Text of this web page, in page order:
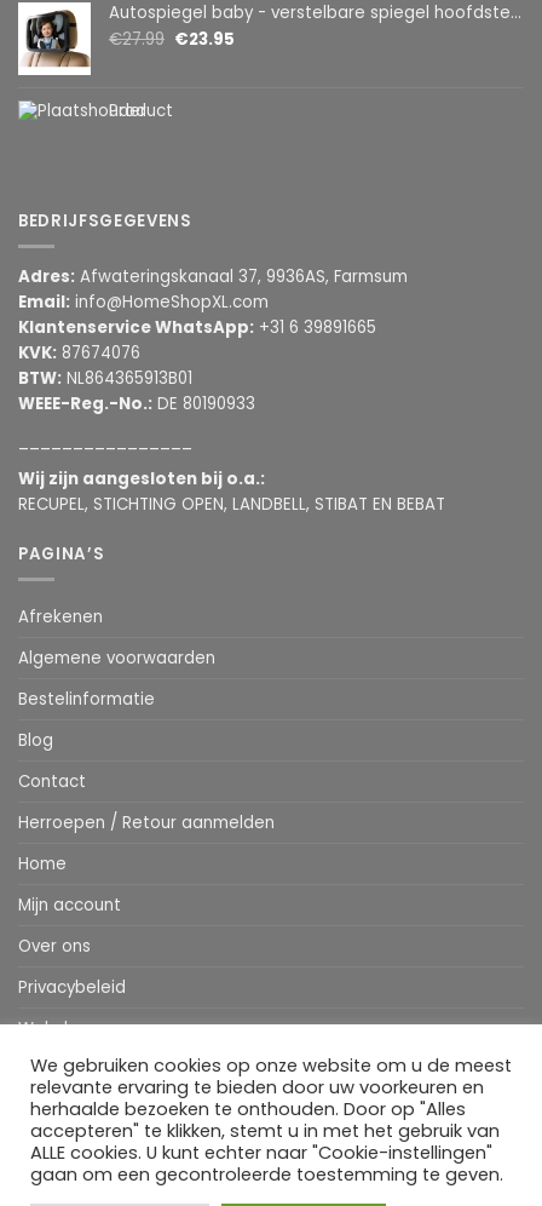
Autospiegel baby - verstelbare spiegel hoofdsteun achterbank - veiligheidsspiegel - baby en kids - 19 x 30cm - 360 graden draaibaar - zwart
€27.99 €23.95
Product
BEDRIJFSGEGEVENS
Adres: Afwateringskanaal 37, 9936AS, Farmsum
Email: info@HomeShopXL.com
Klantenservice WhatsApp: +31 6 39891665
KVK: 87674076
BTW: NL864365913B01
WEEE-Reg.-No.: DE 80190933
Wij zijn aangesloten bij o.a.:
RECUPEL, STICHTING OPEN, LANDBELL, STIBAT EN BEBAT
PAGINA’S
Afrekenen
Algemene voorwaarden
Bestelinformatie
Blog
Contact
Herroepen / Retour aanmelden
Home
Mijn account
Over ons
Privacybeleid
Webshop
Winkelwagen
Stripe MasterCardIDeal BancontactKlarna
Apple
Pay
HOME WEBSHOP MIJN ACCOUNT BESTELINFORMATIE
We gebruiken cookies op onze website om u de meest
relevante ervaring te bieden door uw voorkeuren en
herhaalde bezoeken te onthouden. Door op "Alles
accepteren" te klikken, stemt u in met het gebruik van
ALLE cookies. U kunt echter naar "Cookie-instellingen"
gaan om een gecontroleerde toestemming te geven.